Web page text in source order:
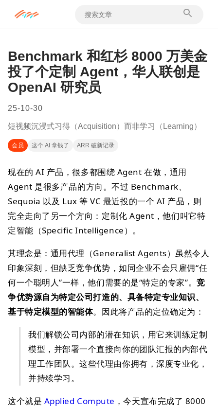
Benchmark 和红杉 8000 万美金
投了个定制 Agent，华人联创是
OpenAI 研究员
25-10-30
短视频沉浸式习得（Acquisition）而非学习（Learning）
会员 这个 AI 拿钱了 ARR 破新记录
现在的 AI 产品，很多都围绕 Agent 在做，通用
Agent 是很多产品的方向。不过 Benchmark、
Sequoia 以及 Lux 等 VC 最近投的一个 AI 产品，则
完全走向了另一个方向：定制化 Agent，他们叫它特
定智能（Specific Intelligence）。
其理念是：通用代理（Generalist Agents）虽然令人
印象深刻，但缺乏竞争优势，如同企业不会只雇佣“任
何一个聪明人”一样，他们需要的是“特定的专家”。竞
争优势源自为特定公司打造的、具备特定专业知识、
基于特定模型的智能体。因此将产品的定位确定为：
我们解锁公司内部的潜在知识，用它来训练定制
模型，并部署一个直接向你的团队汇报的内部代
理工作团队。这些代理由你拥有，深度专业化，
并持续学习。
这个就是 Applied Compute ，今天宣布完成了 8000